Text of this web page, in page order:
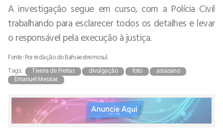
A investigação segue em curso, com a Polícia Civil
trabalhando para esclarecer todos os detalhes e levar
o responsável pela execução à justiça.
Fonte: Por redação do Bahiaextremosul.
Tags:
Tixeira de Freitas divulgação foto
assassino
Emanuel Messias